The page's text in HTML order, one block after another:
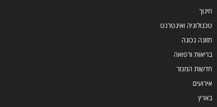
חינוך
טכנולוגיה ואינטרנט
תזונה נכונה
בריאות ורפואה
חדשות המגזר
אירועים
בארץ